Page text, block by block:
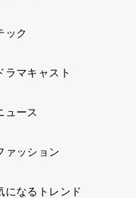
ック
ラマキャスト
ュース
ァッション
になるトレンド